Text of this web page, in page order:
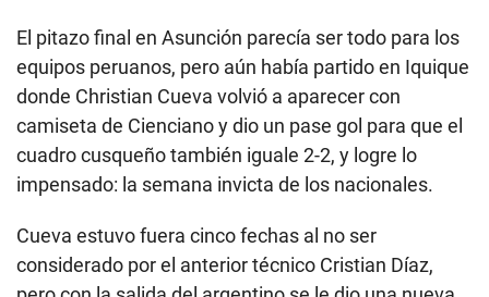
El pitazo final en Asunción parecía ser todo para los
equipos peruanos, pero aún había partido en Iquique
donde Christian Cueva volvió a aparecer con
camiseta de Cienciano y dio un pase gol para que el
cuadro cusqueño también iguale 2-2, y logre lo
impensado: la semana invicta de los nacionales.
Cueva estuvo fuera cinco fechas al no ser
considerado por el anterior técnico Cristian Díaz,